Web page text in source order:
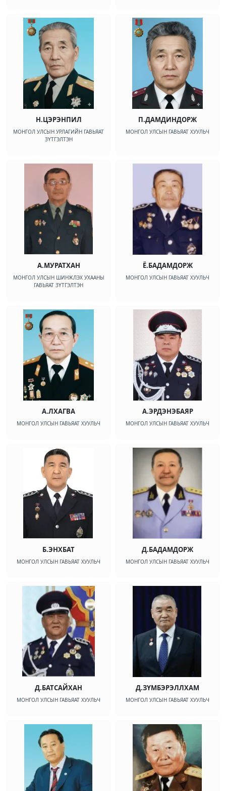
Н.ЦЭРЭНПИЛ
МОНГОЛ УЛСЫН УРЛАГИЙН ГАВЬЯАТ
ЗҮТГЭЛТЭН
П.ДАМДИНДОРЖ
МОНГОЛ УЛСЫН ГАВЬЯАТ ХУУЛЬЧ
А.МУРАТХАН
МОНГОЛ УЛСЫН ШИНЖЛЭХ УХААНЫ
ГАВЬЯАТ ЗҮТГЭЛТЭН
Ё.БАДАМДОРЖ
МОНГОЛ УЛСЫН ГАВЬЯАТ ХУУЛЬЧ
А.ЛХАГВА
МОНГОЛ УЛСЫН ГАВЬЯАТ ХУУЛЬЧ
А.ЭРДЭНЭБАЯР
МОНГОЛ УЛСЫН ГАВЬЯАТ ХУУЛЬЧ
Б.ЭНХБАТ
МОНГОЛ УЛСЫН ГАВЬЯАТ ХУУЛЬЧ
Д.БАДАМДОРЖ
МОНГОЛ УЛСЫН ГАВЬЯАТ ХУУЛЬЧ
Д.БАТСАЙХАН
МОНГОЛ УЛСЫН ГАВЬЯАТ ХУУЛЬЧ
Д.ЗҮМБЭРЭЛЛХАМ
МОНГОЛ УЛСЫН ГАВЬЯАТ ХУУЛЬЧ